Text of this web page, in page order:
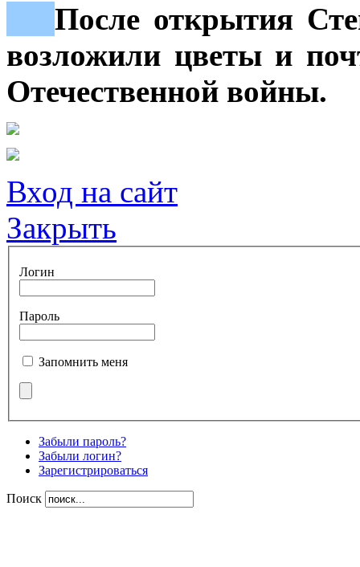
После открытия
возложили цветы и
Отечественной войны.
Вход на сайт
Закрыть
Логин
Пароль
Запомнить меня
Забыли пароль?
Забыли логин?
Зарегистрироваться
Поиск